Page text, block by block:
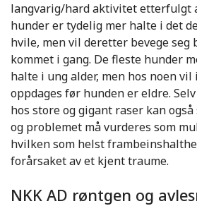
langvarig/hard aktivitet etterfulgt
hunder er tydelig mer halte i det
hvile, men vil deretter bevege seg
kommet i gang. De fleste hunder
halte i ung alder, men hos noen
oppdages før hunden er eldre.
hos store og gigant raser kan
og problemet må vurderes som
hvilken som helst
forårsaket av et kjent traume.
NKK AD røntgen og